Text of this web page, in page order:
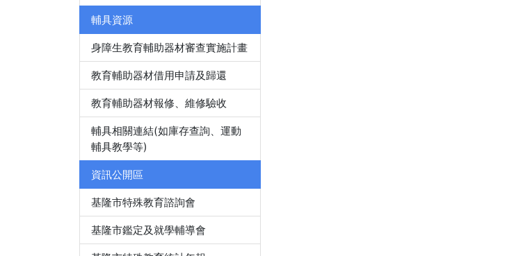
輔具資源
身障生教育輔助器材審查實施計畫
教育輔助器材借用申請及歸還
教育輔助器材報修、維修驗收
輔具相關連結(如庫存查詢、運動
輔具教學等)
資訊公開區
基隆市特殊教育諮詢會
基隆市鑑定及就學輔導會